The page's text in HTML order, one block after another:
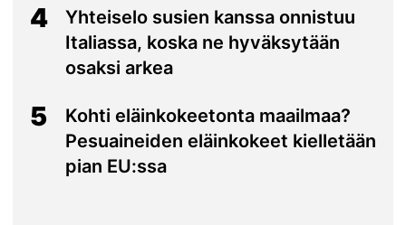
4
Yhteiselo susien kanssa onnistuu
Italiassa, koska ne hyväksytään
osaksi arkea
5
Kohti eläinkokeetonta maailmaa?
Pesuaineiden eläinkokeet kielletään
pian EU:ssa